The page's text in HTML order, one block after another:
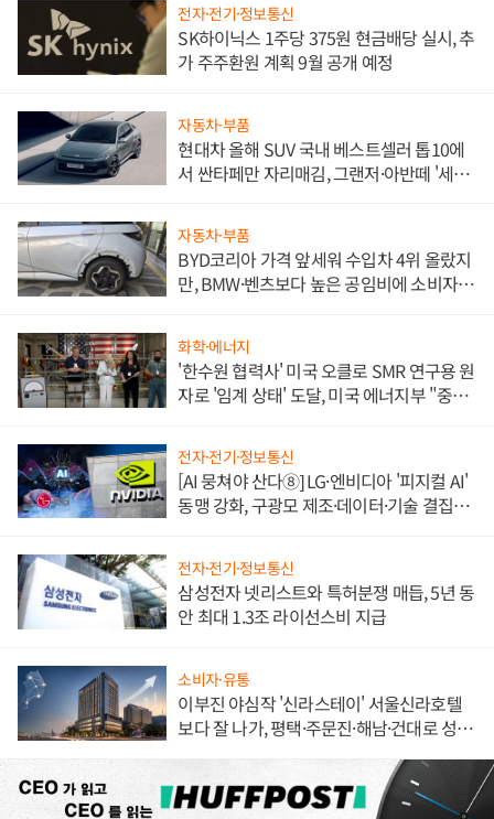
전자·전기·정보통신
SK하이닉스 1주당 375원 현금배당 실시, 추
가 주주환원 계획 9월 공개 예정
자동차·부품
현대차 올해 SUV 국내 베스트셀러 톱10에
서 싼타페만 자리매김, 그랜저·아반떼 '세단
자동차·부품
BYD코리아 가격 앞세워 수입차 4위 올랐지
만, BMW·벤츠보다 높은 공임비에 소비자
화학·에너지
'한수원 협력사' 미국 오클로 SMR 연구용 원
자로 '임계 상태' 도달, 미국 에너지부 "중요
전자·전기·정보통신
[AI 뭉쳐야 산다⑧] LG·엔비디아 '피지컬 AI'
동맹 강화, 구광모 제조·데이터·기술 결집
전자·전기·정보통신
삼성전자 넷리스트와 특허분쟁 매듭, 5년 동
안 최대 1.3조 라이선스비 지급
소비자·유통
이부진 야심작 '신라스테이' 서울신라호텔
보다 잘 나가, 평택·주문진·해남·건대로 성